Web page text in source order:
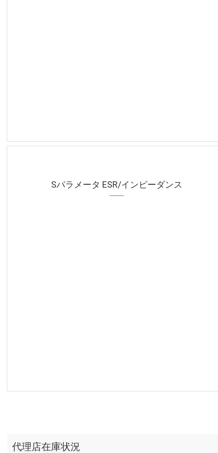
Sパラメータ ESR/インピーダンス
代理店在庫状況